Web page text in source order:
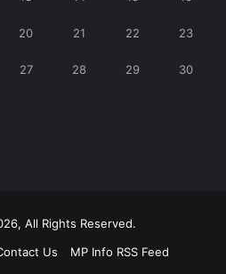
20 21 22 23
27 28 29 30
All Rights Reserved.
Us MP Info RSS Feed